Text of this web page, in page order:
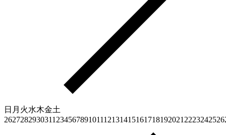
日 月 火水木金土
2627282930311 23456789101112131415161718192021 2223242526